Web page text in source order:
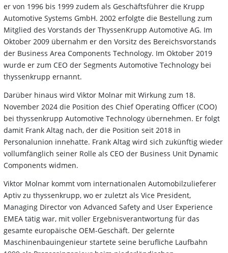
er von 1996 bis 1999 zudem als Geschäftsführer die Krupp
Automotive Systems GmbH. 2002 erfolgte die Bestellung zum
Mitglied des Vorstands der ThyssenKrupp Automotive AG. Im
Oktober 2009 übernahm er den Vorsitz des Bereichsvorstands
der Business Area Components Technology. Im Oktober 2019
wurde er zum CEO der Segments Automotive Technology bei
thyssenkrupp ernannt.
Darüber hinaus wird Viktor Molnar mit Wirkung zum 18.
November 2024 die Position des Chief Operating Officer (COO)
bei thyssenkrupp Automotive Technology übernehmen. Er folgt
damit Frank Altag nach, der die Position seit 2018 in
Personalunion innehatte. Frank Altag wird sich zukünftig wieder
vollumfänglich seiner Rolle als CEO der Business Unit Dynamic
Components widmen.
Viktor Molnar kommt vom internationalen Automobilzulieferer
Aptiv zu thyssenkrupp, wo er zuletzt als Vice President,
Managing Director von Advanced Safety and User Experience
EMEA tätig war, mit voller Ergebnisverantwortung für das
gesamte europäische OEM-Geschäft. Der gelernte
Maschinenbauingenieur startete seine berufliche Laufbahn